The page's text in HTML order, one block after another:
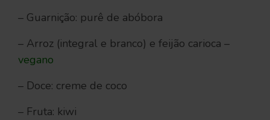
– Guarnição: purê de abóbora
– Arroz (integral e branco) e feijão carioca –
vegano
– Doce: creme de coco
– Fruta: kiwi